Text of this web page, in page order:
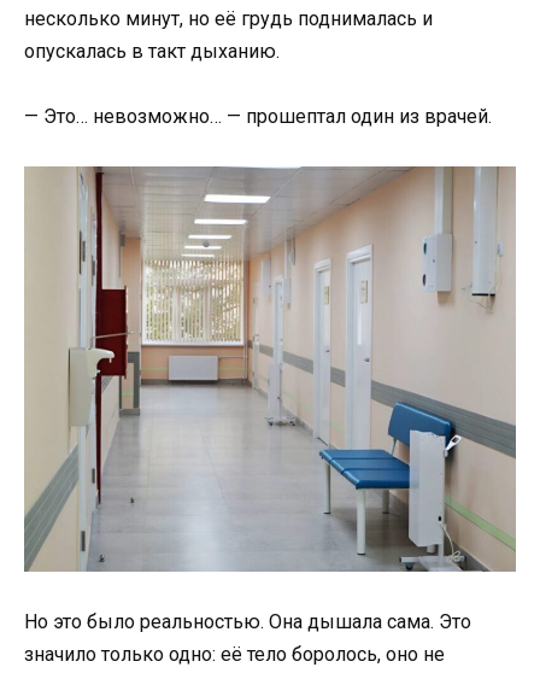
несколько минут, но её грудь поднималась и
опускалась в такт дыханию.
— Это… невозможно… — прошептал один из врачей.
Но это было реальностью. Она дышала сама. Это
значило только одно: её тело боролось, оно не